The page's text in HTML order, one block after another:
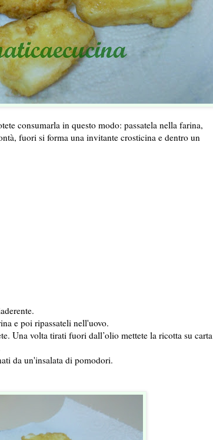
consumarla in questo modo: passatela nella farina,
fuori si forma una invitante crosticina e dentro un
e poi ripassateli nell'uovo.
Una volta tirati fuori dall’olio mettete la ricotta su carta
da un'insalata di pomodori.